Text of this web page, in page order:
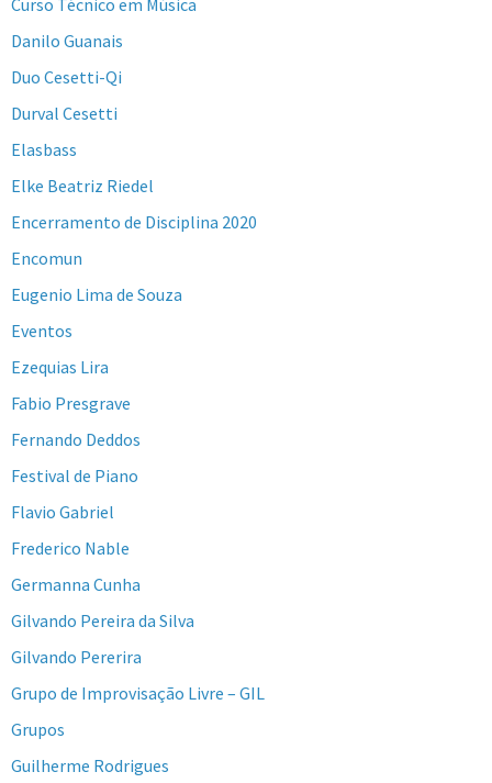
Danilo Guanais
Duo Cesetti-Qi
Durval Cesetti
Elasbass
Elke Beatriz Riedel
Encerramento de Disciplina 2020
Encomun
Eugenio Lima de Souza
Eventos
Ezequias Lira
Fabio Presgrave
Fernando Deddos
Festival de Piano
Flavio Gabriel
Frederico Nable
Germanna Cunha
Gilvando Pereira da Silva
Gilvando Pererira
Grupo de Improvisação Livre – GIL
Grupos
Guilherme Rodrigues